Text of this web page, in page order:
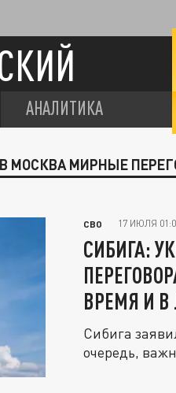
АНАЛИТИКА
МОСКВА МИРНЫЕ
СВО 17 ИЮЛЯ
СИБИГА:
ВРЕМЯ И
Сибига
очередь,